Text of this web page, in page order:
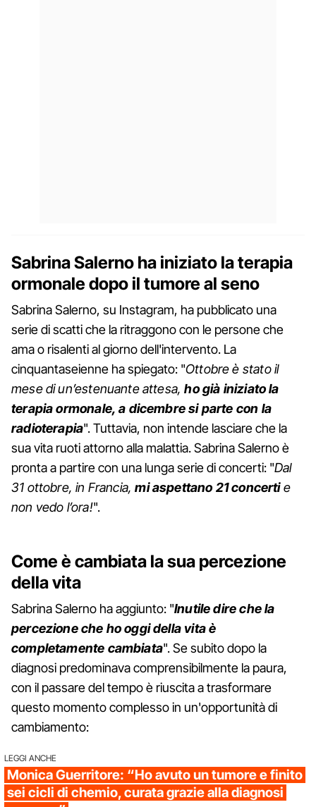
Sabrina Salerno ha iniziato la terapia
ormonale dopo il tumore al seno
Sabrina Salerno, su Instagram, ha pubblicato una
serie di scatti che la ritraggono con le persone che
ama o risalenti al giorno dell'intervento. La
cinquantaseienne ha spiegato: "Ottobre è stato il
mese di un’estenuante attesa,ho già iniziato la
terapia ormonale, a dicembre si parte con la
radioterapia". Tuttavia, non intende lasciare che la
sua vita ruoti attorno alla malattia. Sabrina Salerno è
pronta a partire con una lunga serie di concerti: "Dal
31 ottobre, in Francia,mi aspettano 21 concertie
non vedo l’ora!".
Come è cambiata la sua percezione
della vita
Sabrina Salerno ha aggiunto: "Inutile dire che la
percezione che ho oggi della vita è
completamente cambiata". Se subito dopo la
diagnosi predominava comprensibilmente la paura,
con il passare del tempo è riuscita a trasformare
questo momento complesso in un'opportunità di
cambiamento:
LEGGI ANCHE
Monica Guerritore: “Ho avuto un tumore e finito
sei cicli di chemio, curata grazie alla diagnosi